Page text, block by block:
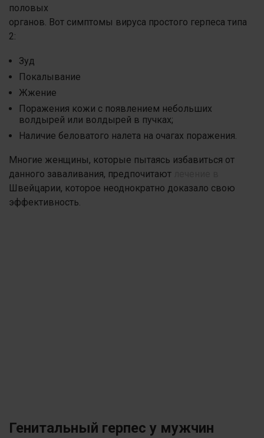
половых
органов. Вот симптомы вируса простого герпеса типа
2:
Зуд
Покалывание
Жжение
Поражения кожи с появлением небольших
волдырей или волдырей в пучках;
Наличие беловатого налета на очагах поражения.
Многие женщины, которые пытаясь избавиться от
данного заваливания, предпочитают
Швейцарии, которое неоднократно доказало свою
эффективность.
Генитальный герпес у мужчин